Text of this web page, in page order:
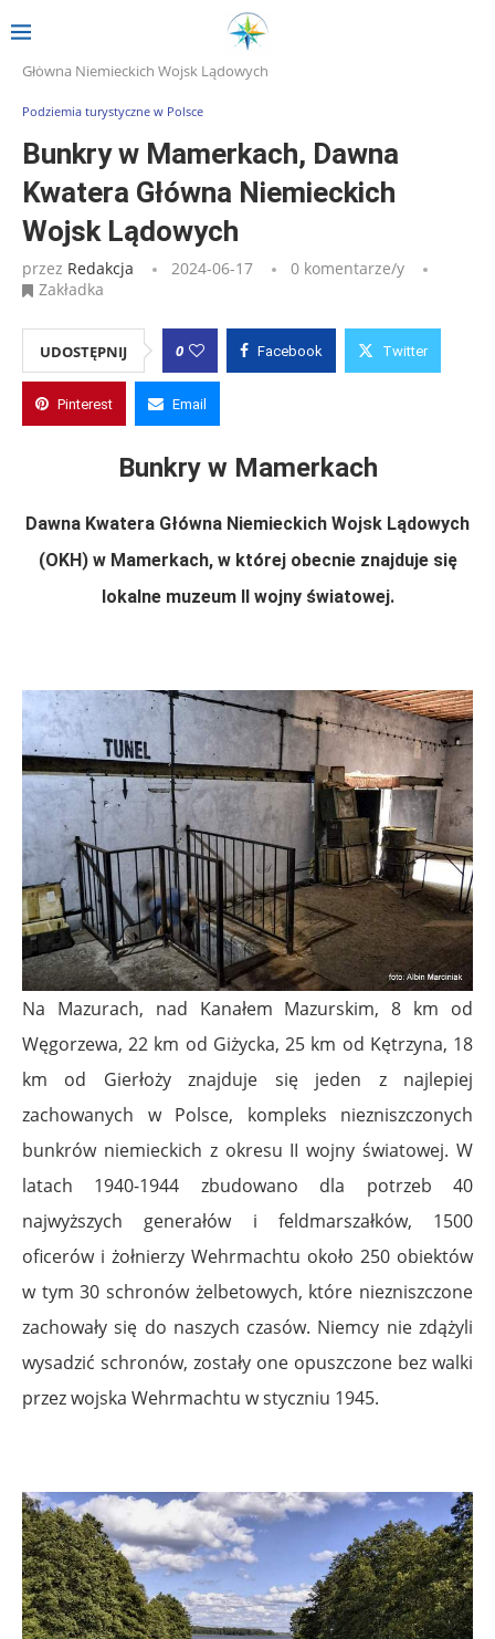
Strona główna
Bunkry w Mamerkach, Dawna Kwatera
Główna Niemieckich Wojsk Lądowych
Podziemia turystyczne w Polsce
Bunkry w Mamerkach, Dawna
Kwatera Główna Niemieckich
Wojsk Lądowych
przez Redakcja 2024-06-17
0 komentarze/y
Zakładka
UDOSTĘPNIJ 0 Facebook Twitter
Pinterest Email
Bunkry w Mamerkach
Dawna Kwatera Główna Niemieckich Wojsk Lądowych
(OKH) w Mamerkach, w której obecnie znajduje się
lokalne muzeum II wojny światowej.
Na Mazurach, nad Kanałem Mazurskim, 8 km od
Węgorzewa, 22 km od Giżycka, 25 km od Kętrzyna, 18
km od Gierłoży znajduje się jeden z najlepiej
zachowanych w Polsce, kompleks niezniszczonych
bunkrów niemieckich z okresu II wojny światowej. W
latach 1940-1944 zbudowano dla potrzeb 40
najwyższych generałów i feldmarszałków, 1500
oficerów i żołnierzy Wehrmachtu około 250 obiektów
w tym 30 schronów żelbetowych, które niezniszczone
zachowały się do naszych czasów. Niemcy nie zdążyli
wysadzić schronów, zostały one opuszczone bez walki
przez wojska Wehrmachtu w styczniu 1945.